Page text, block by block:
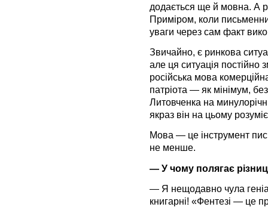
додається ще й мовна. А
Приміром, коли
уваги через сам факт
Звичайно, є ринкова
але ця ситуація постійно
російська мова
патріота — як мінімум,
Литовченка на
якраз він на цьому
Мова — це інструмент
не менше.
— У чому полягає
— Я нещодавно чула
книгарні! «Фентезі — це